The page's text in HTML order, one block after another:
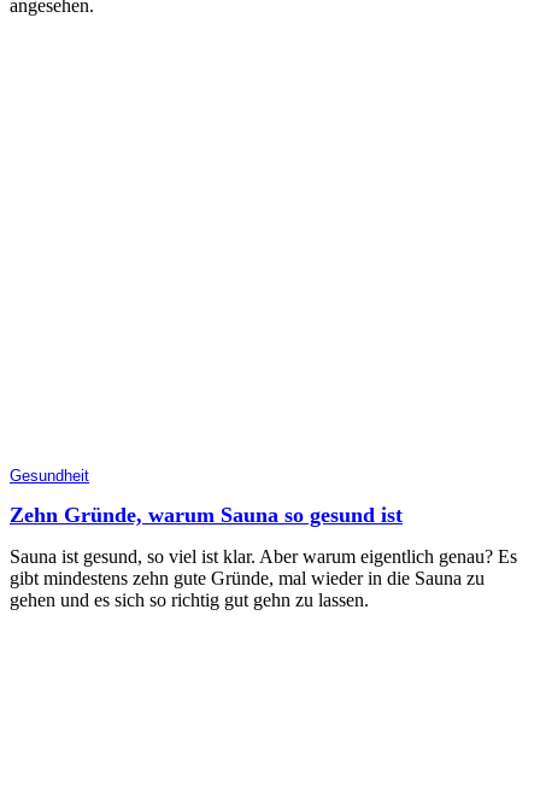
angesehen.
Gesundheit
Zehn Gründe, warum Sauna so gesund ist
Sauna ist gesund, so viel ist klar. Aber warum eigentlich genau? Es
gibt mindestens zehn gute Gründe, mal wieder in die Sauna zu
gehen und es sich so richtig gut gehn zu lassen.